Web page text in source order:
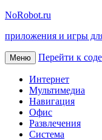
NoRobot.ru
приложения и игры
Меню Перейти к
Интернет
Мультимедиа
Навигация
Офис
Развлечения
Система